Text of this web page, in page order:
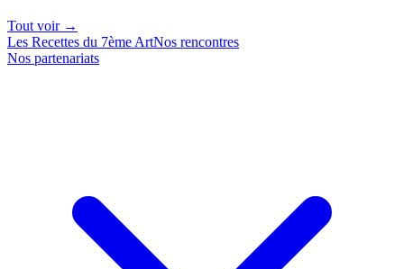
Tout voir →
Les Recettes du 7ème ArtNos rencontres
Nos partenariats